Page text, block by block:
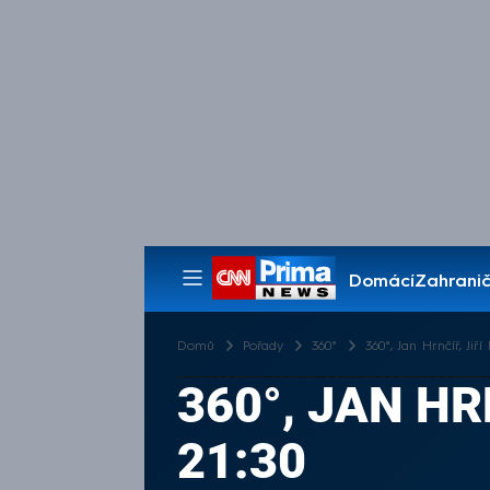
Domácí
Pořady
Domů Pořady 360° 360°, Jan Hrnčíř, Jiří
360°, JAN
21:30